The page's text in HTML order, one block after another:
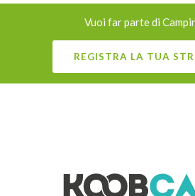
Vuoi far parte di
REGISTRA LA TUA